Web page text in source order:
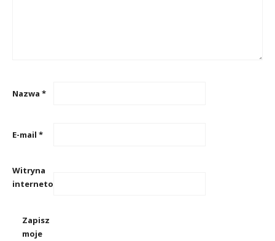
Nazwa *
E-mail *
Witryna
internetowa
Zapisz
moje